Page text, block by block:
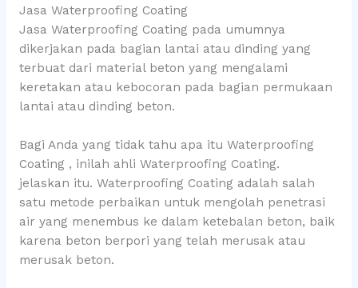
Jasa Waterproofing Coating
Jasa Waterproofing Coating pada umumnya
dikerjakan pada bagian lantai atau dinding yang
terbuat dari material beton yang mengalami
keretakan atau kebocoran pada bagian permukaan
lantai atau dinding beton.
Bagi Anda yang tidak tahu apa itu Waterproofing
Coating , inilah ahli Waterproofing Coating.
jelaskan itu. Waterproofing Coating adalah salah
satu metode perbaikan untuk mengolah penetrasi
air yang menembus ke dalam ketebalan beton, baik
karena beton berpori yang telah merusak atau
merusak beton.